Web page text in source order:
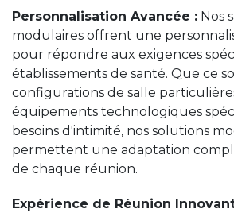
Personnalisation Avancée : Nos
modulaires offrent une
pour répondre aux exigences
établissements de santé. Que ce
configurations de salle
équipements technologiques
besoins d'intimité, nos solutions
permettent une adaptation
de chaque réunion.
Expérience de Réunion